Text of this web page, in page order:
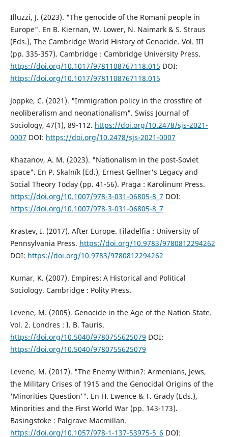
Illuzzi, J. (2023). "The genocide of the Romani people in
Europe". En B. Kiernan, W. Lower, N. Naimark & S. Straus
(Eds.), The Cambridge World History of Genocide. Vol. III
(pp. 335-357). Cambridge : Cambridge University Press.
https://doi.org/10.1017/9781108767118.015 DOI:
https://doi.org/10.1017/9781108767118.015
Joppke, C. (2021). "Immigration policy in the crossfire of
neoliberalism and neonationalism". Swiss Journal of
Sociology, 47(1), 89-112. https://doi.org/10.2478/sjs-2021-
0007 DOI: https://doi.org/10.2478/sjs-2021-0007
Khazanov, A. M. (2023). "Nationalism in the post-Soviet
space". En P. Skalník (Ed.), Ernest Gellner's Legacy and
Social Theory Today (pp. 41-56). Praga : Karolinum Press.
https://doi.org/10.1007/978-3-031-06805-8_7 DOI:
https://doi.org/10.1007/978-3-031-06805-8_7
Krastev, I. (2017). After Europe. Filadelfia : University of
Pennsylvania Press. https://doi.org/10.9783/9780812294262
DOI: https://doi.org/10.9783/9780812294262
Kumar, K. (2007). Empires: A Historical and Political
Sociology. Cambridge : Polity Press.
Levene, M. (2005). Genocide in the Age of the Nation State.
Vol. 2. Londres : I. B. Tauris.
https://doi.org/10.5040/9780755625079 DOI:
https://doi.org/10.5040/9780755625079
Levene, M. (2017). "The Enemy Within?: Armenians, Jews,
the Military Crises of 1915 and the Genocidal Origins of the
'Minorities Question'". En H. Ewence & T. Grady (Eds.),
Minorities and the First World War (pp. 143-173).
Basingstoke : Palgrave Macmillan.
https://doi.org/10.1057/978-1-137-53975-5_6 DOI: